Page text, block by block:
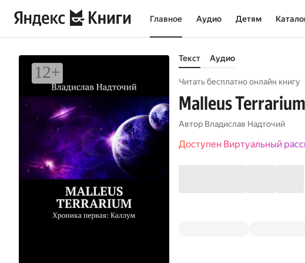
Главное Аудио Детям
Текст Аудио
Читать бесплатно онлайн книгу
Malleus
Автор Владислав Надточий
Доступен Виртуальный